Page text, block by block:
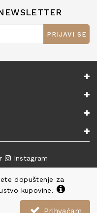
dopuštenje za
kupovine.
Prihvaćam
PRIJAVI SE
Instagram